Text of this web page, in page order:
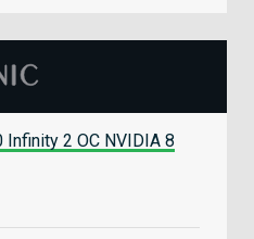
Infinity 2 OC NVIDIA 8